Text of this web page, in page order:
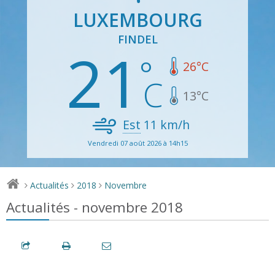
LUXEMBOURG
FINDEL
21 26°C
13°C
Est 11 km/h
Vendredi 07 août 2026 à 14h15
> Actualités > 2018 > Novembre
Actualités - novembre 2018